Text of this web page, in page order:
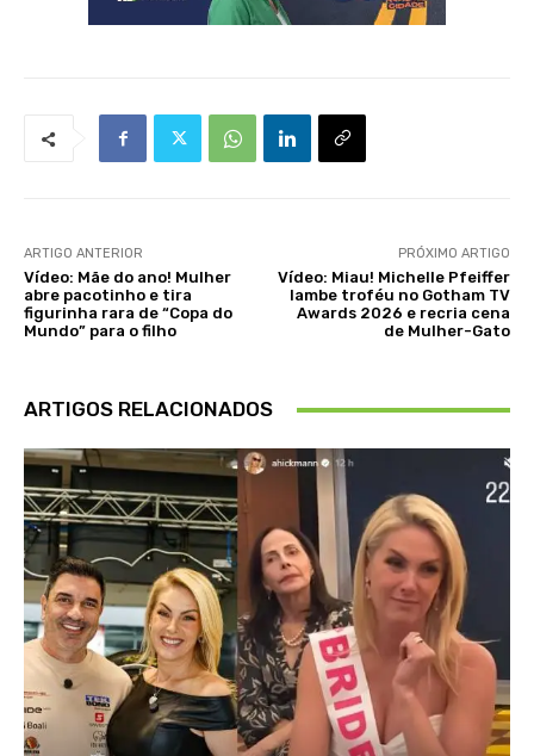
ARTIGO ANTERIOR
Vídeo: Mãe do ano! Mulher
abre pacotinho e tira
figurinha rara de “Copa do
Mundo” para o filho
PRÓXIMO ARTIGO
Vídeo: Miau! Michelle Pfeiffer
lambe troféu no Gotham TV
Awards 2026 e recria cena
de Mulher-Gato
ARTIGOS RELACIONADOS